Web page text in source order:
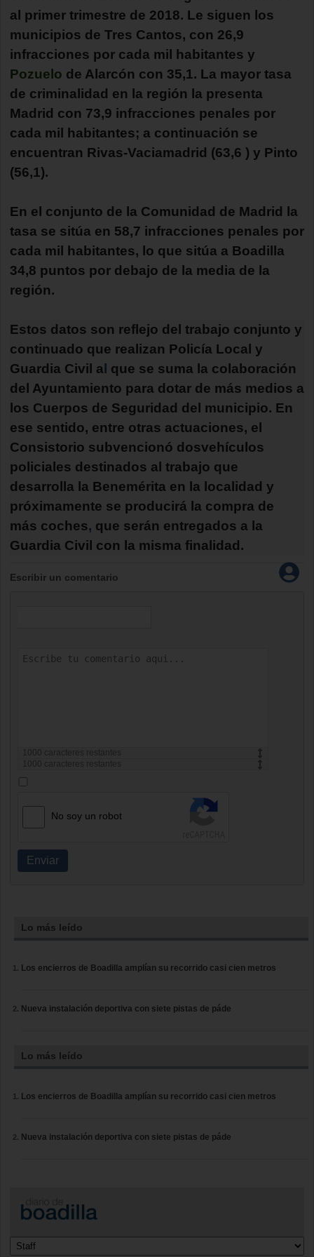
al primer trimestre de 2018. Le siguen los
municipios de Tres Cantos, con 26,9
infracciones por cada mil habitantes y
Pozuelo de Alarcón con 35,1. La mayor tasa
de criminalidad en la región la presenta
Madrid con 73,9 infracciones penales por
cada mil habitantes; a continuación se
encuentran Rivas-Vaciamadrid (63,6 ) y Pinto
(56,1).
En el conjunto de la Comunidad de Madrid la
tasa se sitúa en 58,7 infracciones penales por
cada mil habitantes, lo que sitúa a Boadilla
34,8 puntos por debajo de la media de la
región.
Estos datos son reflejo del trabajo conjunto y
continuado que realizan Policía Local y
Guardia Civil a que se suma la colaboración
del Ayuntamiento para dotar de más medios a
los Cuerpos de Seguridad del municipio. En
ese sentido, entre otras actuaciones, el
Consistorio subvencionó dosvehículos
policiales destinados al trabajo que
desarrolla la Benemérita en la localidad y
próximamente se producirá la compra de
más coches, que serán entregados a la
Guardia Civil con la misma finalidad.
Escribir un comentario
caracteres restantes
caracteres restantes
No soy un robot
Enviar
Lo más leído
Los encierros de Boadilla amplían su recorrido casi cien metros
Nueva instalación deportiva con siete pistas de páde
Lo más leído
Los encierros de Boadilla amplían su recorrido casi cien metros
Nueva instalación deportiva con siete pistas de páde